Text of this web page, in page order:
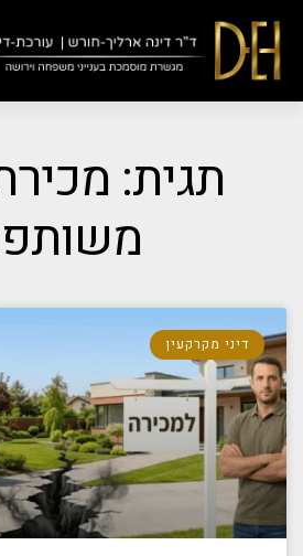
Yes
...
תגית:
דיני מקרקעין